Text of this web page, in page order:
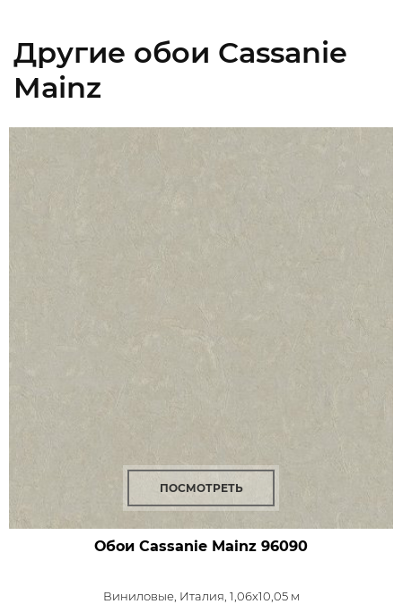
Другие обои Cassanie
Mainz
ПОСМОТРЕТЬ
Обои Cassanie Mainz 96090
Виниловые, Италия, 1,06x10,05 м